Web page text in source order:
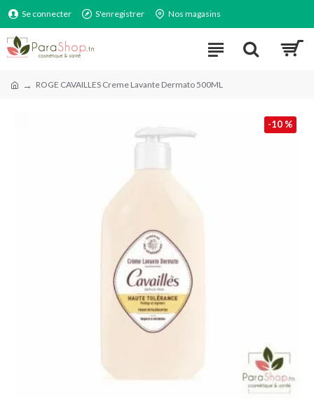
Se connecter S'enregistrer Nos magasins
ROGE CAVAILLES Creme Lavante Dermato 500ML
-10 %